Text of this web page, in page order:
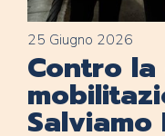
25 Giugno 2026
Contro
Salviamo